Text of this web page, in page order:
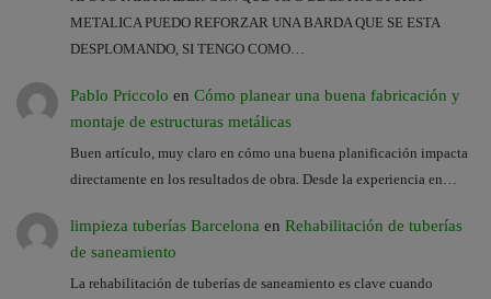
METALICA PUEDO REFORZAR UNA BARDA QUE SE ESTA
DESPLOMANDO, SI TENGO COMO…
Pablo Priccolo en Cómo planear una buena fabricación y
montaje de estructuras metálicas
Buen artículo, muy claro en cómo una buena planificación impacta
directamente en los resultados de obra. Desde la experiencia en…
limpieza tuberías Barcelona en Rehabilitación de tuberías
de saneamiento
La rehabilitación de tuberías de saneamiento es clave cuando